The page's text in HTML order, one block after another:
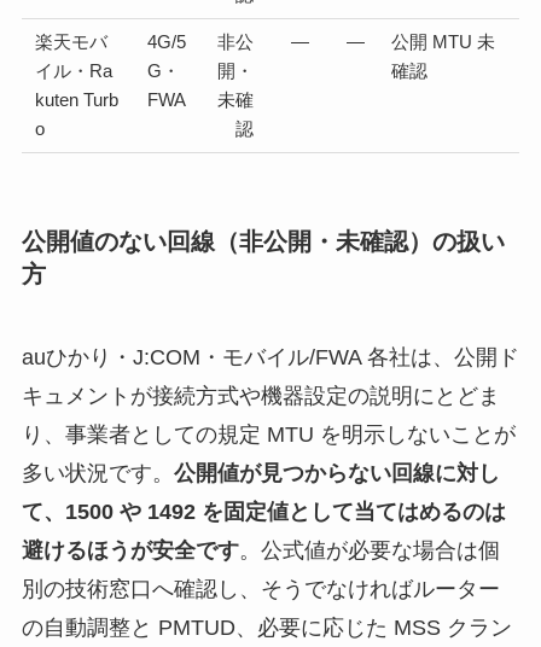
楽天モバ
イル・Ra
kuten Turb
o
4G/5
G・
FWA
非公
開・
未確
認
— —
公開 MTU 未
確認
公開値のない回線（非公開・未確認）の扱い
方
auひかり・J:COM・モバイル/FWA 各社は、公開ド
キュメントが接続方式や機器設定の説明にとどま
り、事業者としての規定 MTU を明示しないことが
多い状況です。 公開値が見つからない回線に対し
て、1500 や 1492 を固定値として当てはめるのは
避けるほうが安全です。公式値が必要な場合は個
別の技術窓口へ確認し、そうでなければルーター
の自動調整と PMTUD、必要に応じた MSS クラン